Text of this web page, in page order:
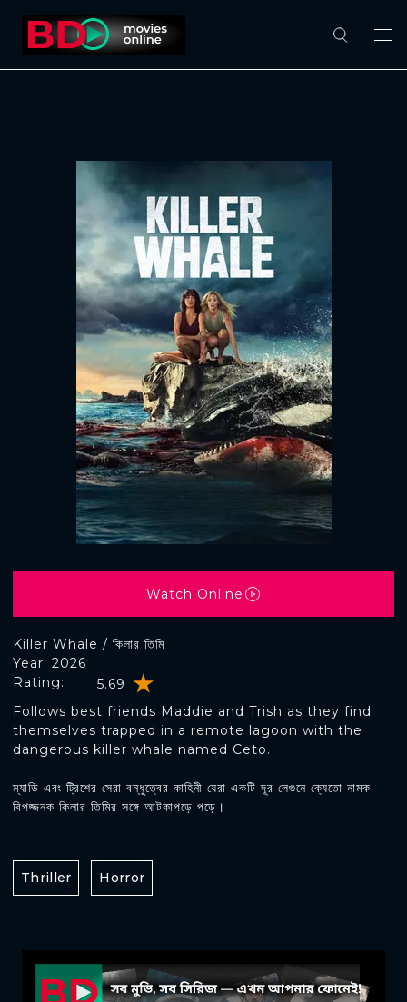
Killer Whale / কিলার তিমি
Rating: 5.69
Year: 2026
Follows best friends Maddie and Trish as they find
themselves trapped in a remote lagoon with the
dangerous killer whale named Ceto.
ম্যাডি এবং ট্রিশের সেরা বন্ধুত্বের কাহিনী যেরা একটি দূর লেগুনে ক্যেতো নামক
বিপজ্জনক কিলার তিমির সঙ্গে আটকাপড়ে পড়ে।
Watch Online
Thriller Horror